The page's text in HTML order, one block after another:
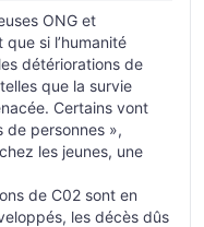
ONG et
si l’humanité
détériorations de
que la survie
Certains vont
de personnes »,
les jeunes, une
de C02 sont en
les décès dûs